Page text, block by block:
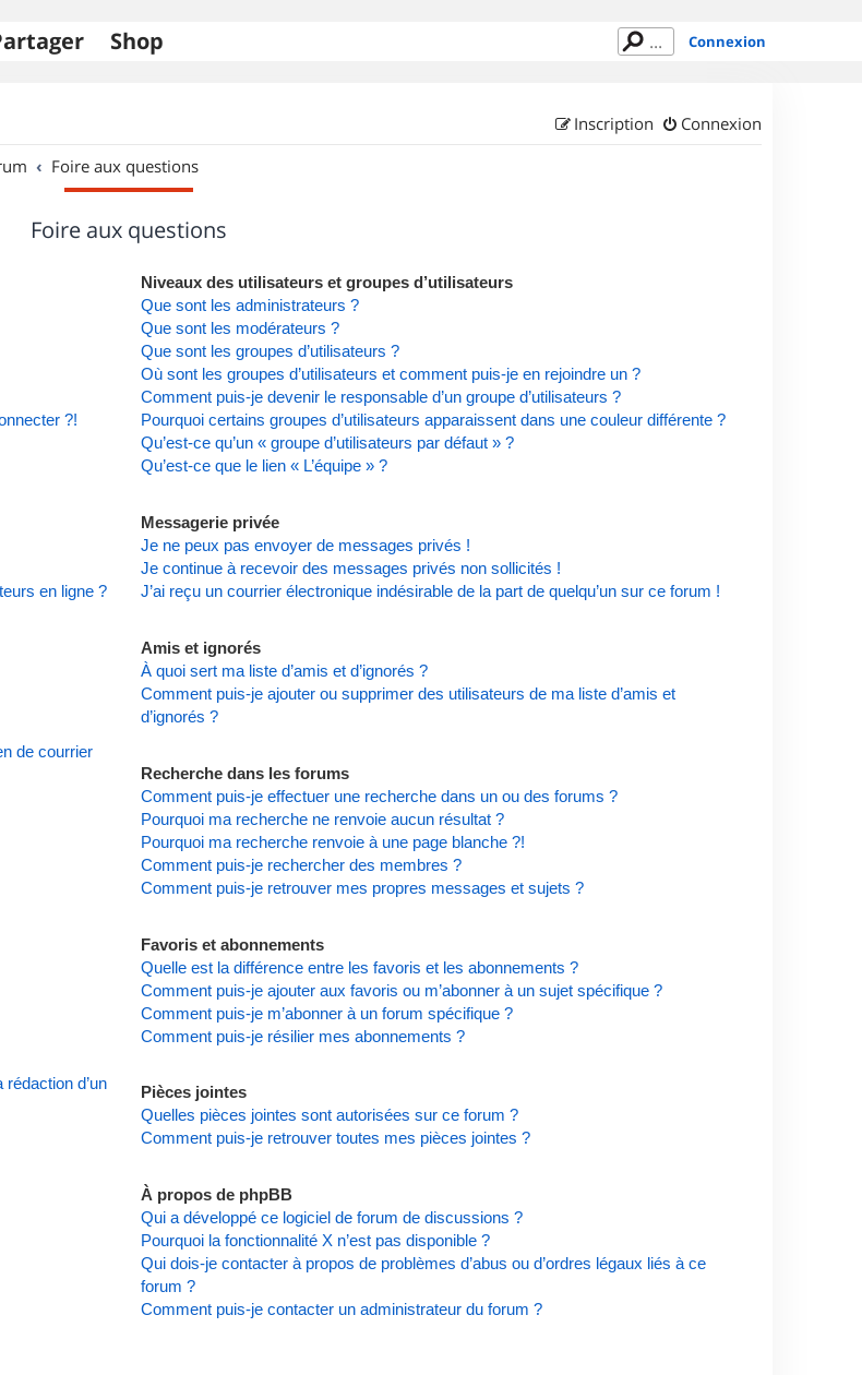
Shop Connexion
Connexion
Inscription
Foire aux questions
Foire aux questions
?!
en ligne ?
de courrier
d’un
Niveaux des utilisateurs et groupes d’utilisateurs
Que sont les administrateurs ?
Que sont les modérateurs ?
Que sont les groupes d’utilisateurs ?
Où sont les groupes d’utilisateurs et comment puis-je en rejoindre un ?
Comment puis-je devenir le responsable d’un groupe d’utilisateurs ?
Pourquoi certains groupes d’utilisateurs apparaissent dans une couleur différente ?
Qu’est-ce qu’un « groupe d’utilisateurs par défaut » ?
Qu’est-ce que le lien « L’équipe » ?
Messagerie privée
Je ne peux pas envoyer de messages privés !
Je continue à recevoir des messages privés non sollicités !
J’ai reçu un courrier électronique indésirable de la part de quelqu’un sur ce forum !
Amis et ignorés
À quoi sert ma liste d’amis et d’ignorés ?
Comment puis-je ajouter ou supprimer des utilisateurs de ma liste d’amis et
d’ignorés ?
Recherche dans les forums
Comment puis-je effectuer une recherche dans un ou des forums ?
Pourquoi ma recherche ne renvoie aucun résultat ?
Pourquoi ma recherche renvoie à une page blanche ?!
Comment puis-je rechercher des membres ?
Comment puis-je retrouver mes propres messages et sujets ?
Favoris et abonnements
Quelle est la différence entre les favoris et les abonnements ?
Comment puis-je ajouter aux favoris ou m’abonner à un sujet spécifique ?
Comment puis-je m’abonner à un forum spécifique ?
Comment puis-je résilier mes abonnements ?
Pièces jointes
Quelles pièces jointes sont autorisées sur ce forum ?
Comment puis-je retrouver toutes mes pièces jointes ?
À propos de phpBB
Qui a développé ce logiciel de forum de discussions ?
Pourquoi la fonctionnalité X n’est pas disponible ?
Qui dois-je contacter à propos de problèmes d’abus ou d’ordres légaux liés à ce
forum ?
Comment puis-je contacter un administrateur du forum ?